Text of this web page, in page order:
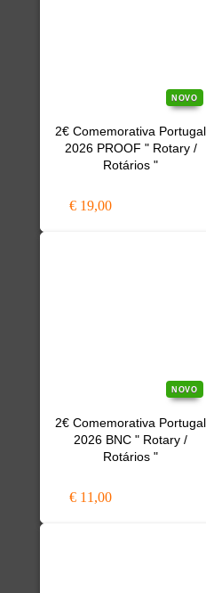
NOVO
2€ Comemorativa Portugal
2026 PROOF " Rotary /
Rotários "
€ 19,00
NOVO
2€ Comemorativa Portugal
2026 BNC " Rotary /
Rotários "
€ 11,00